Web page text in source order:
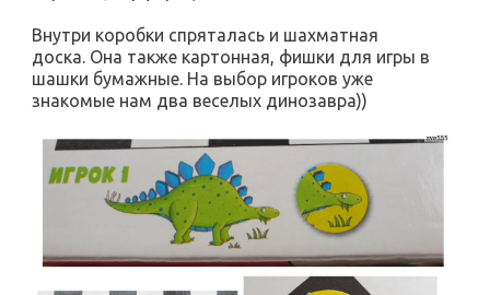
Внутри коробки спряталась и шахматная
доска. Она также картонная, фишки для игры в
шашки бумажные. На выбор игроков уже
знакомые нам два веселых динозавра))